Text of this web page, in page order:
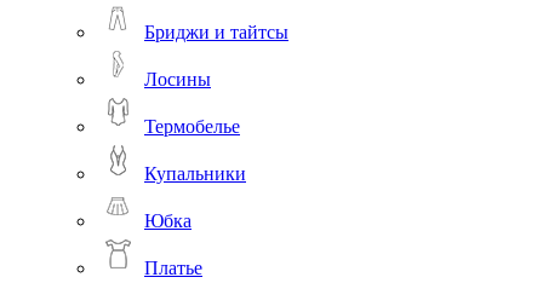
Бриджи и тайтсы
Лосины
Термобелье
Купальники
Юбка
Платье